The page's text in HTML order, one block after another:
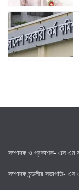
সম্পাদক ও প্রকাশক- এস এম
সম্পাদক মন্ডলীর সভাপতি- এস